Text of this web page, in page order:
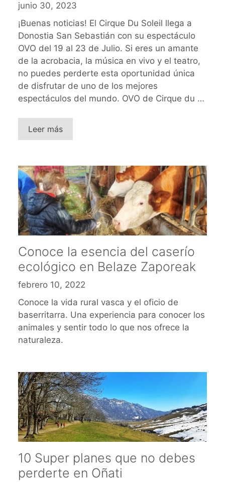
junio 30, 2023
¡Buenas noticias! El Cirque Du Soleil llega a
Donostia San Sebastián con su espectáculo
OVO del 19 al 23 de Julio. Si eres un amante
de la acrobacia, la música en vivo y el teatro,
no puedes perderte esta oportunidad única
de disfrutar de uno de los mejores
espectáculos del mundo. OVO de Cirque du …
Leer más
Conoce la esencia del caserío
ecológico en Belaze Zaporeak
febrero 10, 2022
Conoce la vida rural vasca y el oficio de
baserritarra. Una experiencia para conocer los
animales y sentir todo lo que nos ofrece la
naturaleza.
10 Super planes que no debes
perderte en Oñati